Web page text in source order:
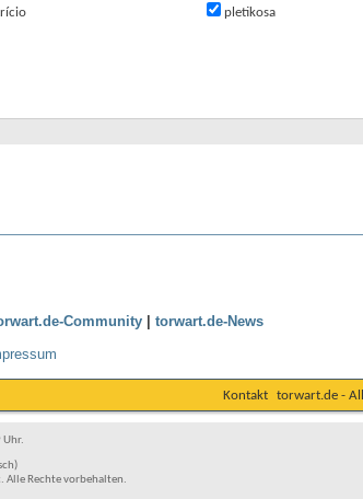
pletikosa
Community| torwart.de-News
Kontakt torwart.de -
Uhr.
Rechte vorbehalten.